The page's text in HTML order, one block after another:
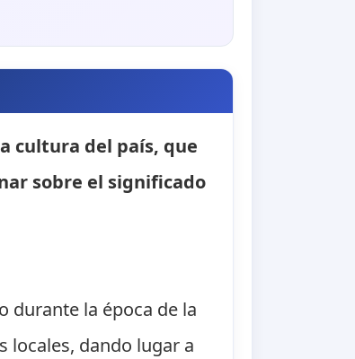
cultura del país, que
sobre el significado
durante la época de la
locales, dando lugar a